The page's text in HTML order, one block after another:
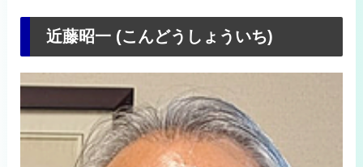
近藤昭一 (こんどうしょういち)